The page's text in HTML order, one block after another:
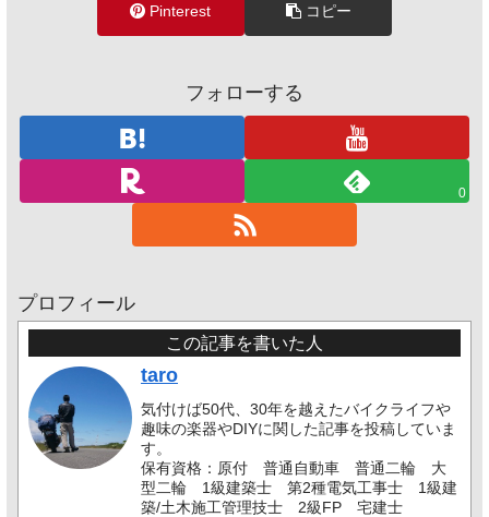
Pinterest コピー
フォローする
0
プロフィール
この記事を書いた人
taro
気付けば50代、30年を越えたバイクライフや
趣味の楽器やDIYに関した記事を投稿していま
す。
保有資格：原付 普通自動車 普通二輪 大
型二輪 1級建築士 第2種電気工事士 1級建
築/土木施工管理技士 2級FP 宅建士